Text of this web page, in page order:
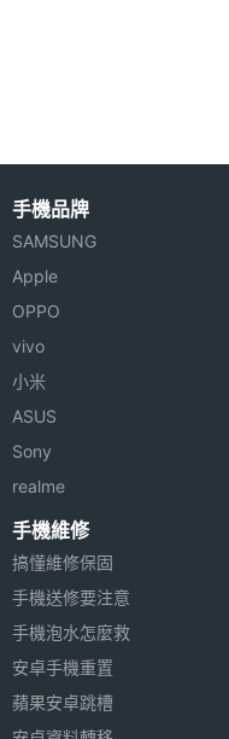
◎ 支援 3G 網路連線
◎ 支援 Wi-Fi 802.11
◎ 支援 USB 傳輸
◎ 支援藍牙 3.0
◎ 支援 Office 文件閱
◎ 支援各國語言
◎ 內建雙語辭典
◎ 支援 Flash 10.1
◎ 內建 GPS、Google
◎ 支援 Documents
◎ 支援 Facebook、
◎ 內建 1GB RAM /
◎ 支援 microSD 記憶
畫素
感光元
件
前相機
畫素
相機功
能
連接與應用
本
實用工
具
手機品牌
SAMSUNG
Apple
OPPO
vivo
小米
ASUS
Sony
realme
手機維修
搞懂維修保固
手機送修要注意
手機泡水怎麼救
安卓手機重置
蘋果安卓跳槽